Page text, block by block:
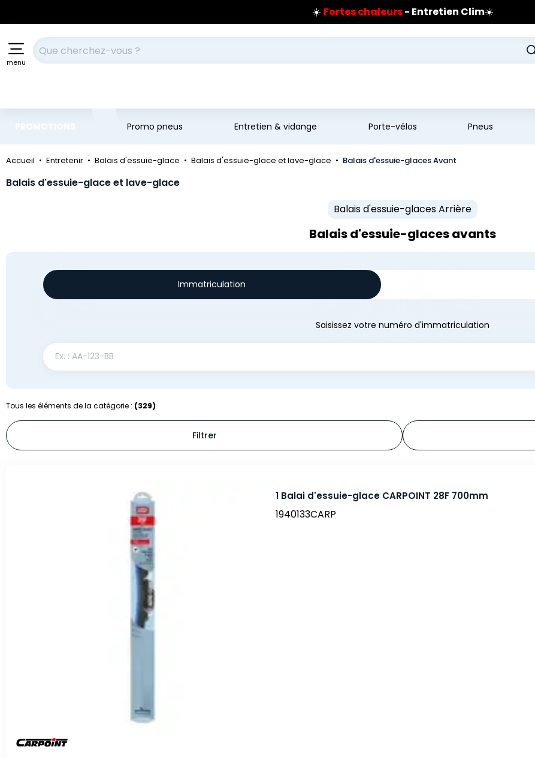
☀️ Fortes chaleurs- Entretien Clim☀️
Prix coûtant pneus Bridgestone
🔥Extincteur :réflexe sécurité🔥
sur les pneus Bridgestone
menu
Votre recherche
Promo pneus Entretien & vidange Porte-vélos Pneus
Accueil Entretenir Balais d'essuie-glace Balais d'essuie-glace et lave-glace Balais d'essuie-glaces Avant
Balais d'essuie-glace et lave-glace
Balais d'essuie-glaces Arrière
Balais d'essuie-glaces avants
Immatriculation
Saisissez votre numéro d'immatriculation
Tous les éléments de la catégorie : (329)
Filtrer
1 Balai d'essuie-glace CARPOINT 28F 700mm
1940133CARP